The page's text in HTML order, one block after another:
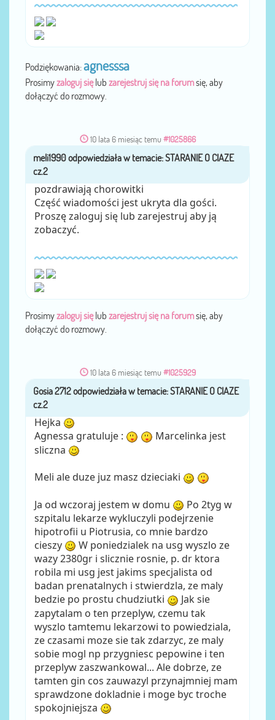
Podziękowania:agnesssa
Prosimyzaloguj sięlub zarejestruj się na forumsię, aby
dołączyć do rozmowy.
10 lata 6 miesiąc temu #1025866
przezmeli1990
pozdrawiają chorowitki
Część wiadomości jest ukryta dla gości.
Proszę zaloguj się lub zarejestruj aby ją
zobaczyć.
Prosimyzaloguj sięlub zarejestruj się na forumsię, aby
dołączyć do rozmowy.
10 lata 6 miesiąc temu #1025929
przezGosia 2712
Hejka
Agnessa gratuluje :
Marcelinka jest
sliczna
Meli ale duze juz masz dzieciaki
Ja od wczoraj jestem w domu
Po 2tyg w
szpitalu lekarze wykluczyli podejrzenie
hipotrofii u Piotrusia, co mnie bardzo
cieszy
W poniedzialek na usg wyszlo ze
wazy 2380gr i slicznie rosnie, p. dr ktora
robila mi usg jest jakims specjalista od
badan prenatalnych i stwierdzla, ze maly
bedzie po prostu chudziutki
Jak sie
zapytalam o ten przeplyw, czemu tak
wyszlo tamtemu lekarzowi to powiedziala,
ze czasami moze sie tak zdarzyc, ze maly
sobie mogl np przygniesc pepowine i ten
przeplyw zaszwankowal... Ale dobrze, ze
tamten gin cos zauwazyl przynajmniej mam
sprawdzone dokladnie i moge byc troche
spokojniejsza